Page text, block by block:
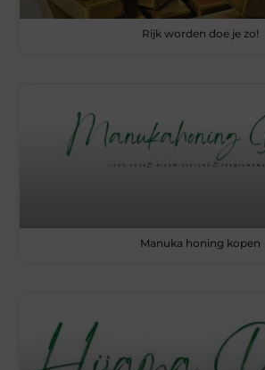
Rijk worden doe je zo!
Manuka honing kopen